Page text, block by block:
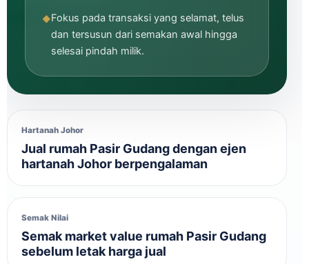
Fokus pada transaksi yang selamat, telus
dan tersusun dari semakan awal hingga
selesai pindah milik.
Hartanah Johor
Jual rumah Pasir Gudang dengan ejen
hartanah Johor berpengalaman
Semak Nilai
Semak market value rumah Pasir Gudang
sebelum letak harga jual